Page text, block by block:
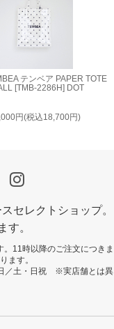
テンベア PAPER TOTE
[TMB-2286H] DOT
円(税込18,700円)
セレクトショップ。
す。
11時以降のご注文につきま
ます。
／土・日祝 ※実店舗とは異